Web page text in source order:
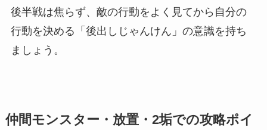
後半戦は焦らず、敵の行動をよく見てから自分の
行動を決める「後出しじゃんけん」の意識を持ち
ましょう。
仲間モンスター・放置・2垢での攻略ポイ